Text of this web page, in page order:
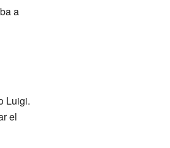
a
Luigi.
el